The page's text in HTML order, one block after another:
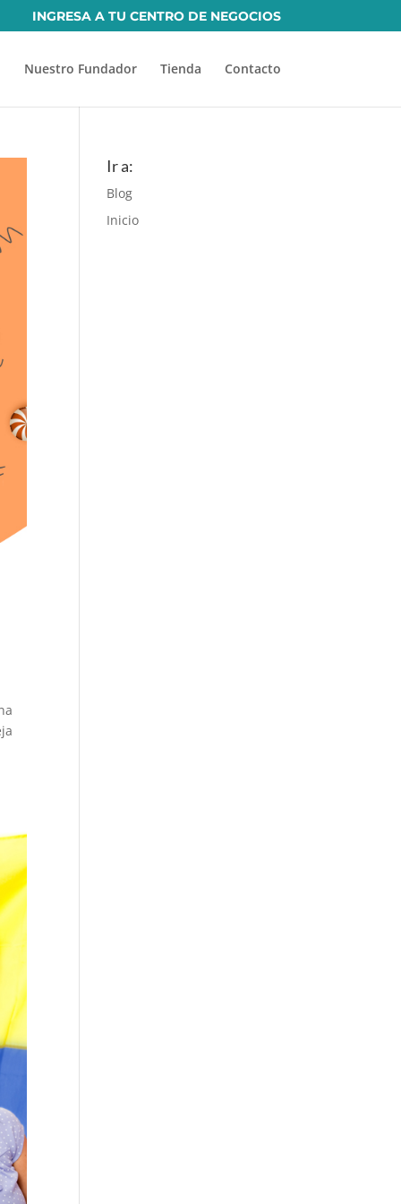
INGRESA A TU CENTRO DE NEGOCIOS
Nuestro Fundador Tienda Contacto
Ir a:
Blog
Inicio